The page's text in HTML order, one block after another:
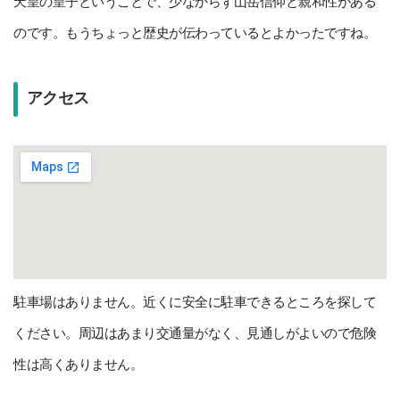
のです。もうちょっと歴史が伝わっているとよかったですね。
アクセス
駐車場はありません。近くに安全に駐車できるところを探して
ください。周辺はあまり交通量がなく、見通しがよいので危険
性は高くありません。